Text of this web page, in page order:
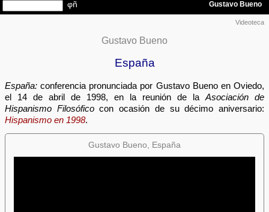
Videoteca
Gustavo Bueno
España
España: conferencia pronunciada por Gustavo Bueno en Oviedo,
el 14 de abril de 1998, en la reunión de la Asociación de
Hispanismo Filosóficocon ocasión de su décimo aniversario:
Hispanismo en 1998.
Gustavo Bueno, España